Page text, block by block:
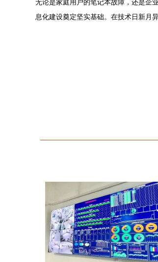
无论是家庭用户的笔记本故障，还是企
息化建设奠定坚实基础。在技术日新月